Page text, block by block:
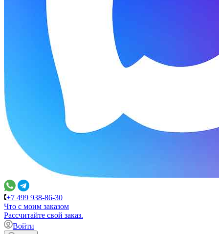
+7 499 938-86-30
Что с моим заказом
Расcчитайте свой заказ.
Войти